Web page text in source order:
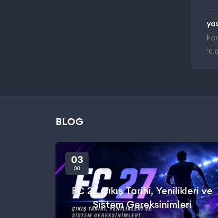
BLOG
03
08
FC 27 Çıkış Tarihi, Yenilikleri ve
Sistem Gereksinimleri